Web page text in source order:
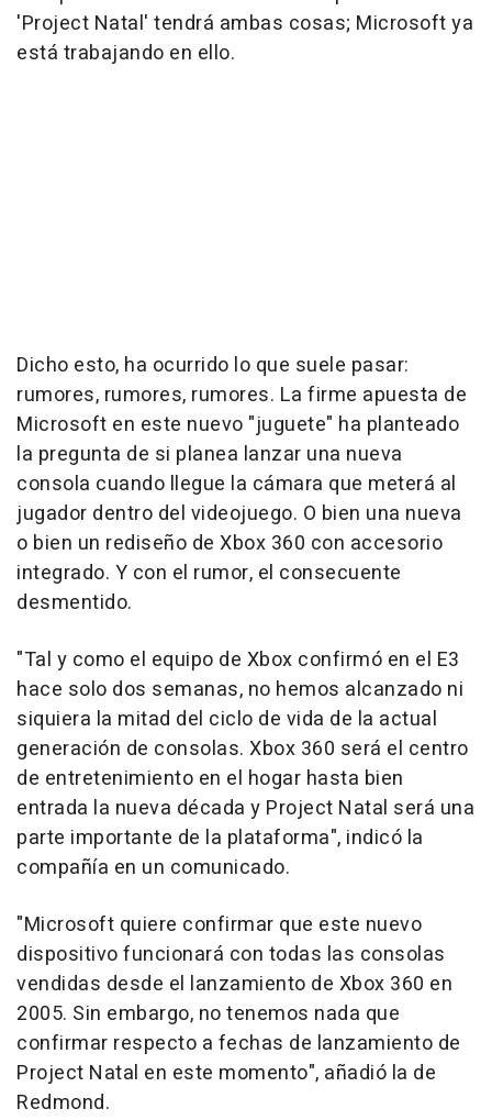
'Project Natal' tendrá ambas cosas; Microsoft ya
está trabajando en ello.
Dicho esto, ha ocurrido lo que suele pasar:
rumores, rumores, rumores. La firme apuesta de
Microsoft en este nuevo "juguete" ha planteado
la pregunta de si planea lanzar una nueva
consola cuando llegue la cámara que meterá al
jugador dentro del videojuego. O bien una nueva
o bien un rediseño de Xbox 360 con accesorio
integrado. Y con el rumor, el consecuente
desmentido.
"Tal y como el equipo de Xbox confirmó en el E3
hace solo dos semanas, no hemos alcanzado ni
siquiera la mitad del ciclo de vida de la actual
generación de consolas. Xbox 360 será el centro
de entretenimiento en el hogar hasta bien
entrada la nueva década y Project Natal será una
parte importante de la plataforma", indicó la
compañía en un comunicado.
"Microsoft quiere confirmar que este nuevo
dispositivo funcionará con todas las consolas
vendidas desde el lanzamiento de Xbox 360 en
2005. Sin embargo, no tenemos nada que
confirmar respecto a fechas de lanzamiento de
Project Natal en este momento", añadió la de
Redmond.